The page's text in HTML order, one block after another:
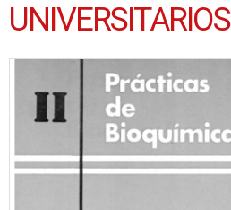
UNIVERSITARIOS